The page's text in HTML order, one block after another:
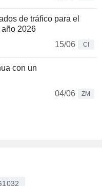
de tráfico para el
2026
15/06
CI
con un
04/06
ZM